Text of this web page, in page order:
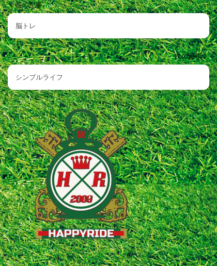
前の記事
脳トレ
次の記事
シンプルライフ